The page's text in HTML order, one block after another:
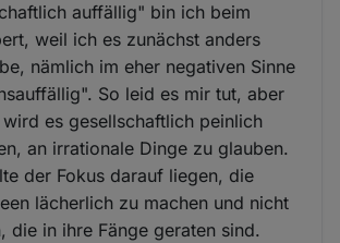
auffällig" bin ich beim
weil ich es zunächst anders
nämlich im eher negativen Sinne
So leid es mir tut, aber
es gesellschaftlich peinlich
an irrationale Dinge zu glauben.
der Fokus darauf liegen, die
lächerlich zu machen und nicht
die in ihre Fänge geraten sind.